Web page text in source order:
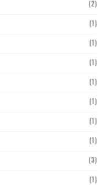
(2)
(1)
(1)
(1)
(1)
(1)
(1)
(1)
(3)
(1)